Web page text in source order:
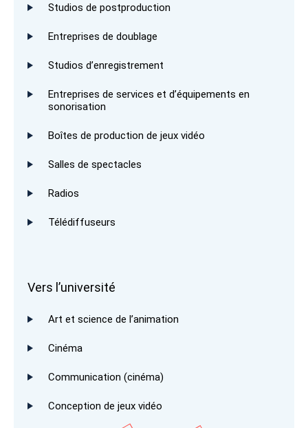
Studios de postproduction
Entreprises de doublage
Studios d’enregistrement
Entreprises de services et d’équipements en
sonorisation
Boîtes de production de jeux vidéo
Salles de spectacles
Radios
Télédiffuseurs
Vers l’université
Art et science de l’animation
Cinéma
Communication (cinéma)
Conception de jeux vidéo